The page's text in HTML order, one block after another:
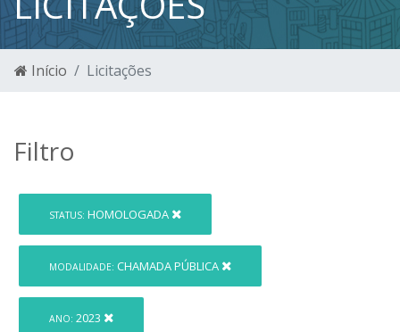
Início Licitações
Filtro
STATUS: HOMOLOGADA
MODALIDADE: CHAMADA PÚBLICA
ANO: 2023